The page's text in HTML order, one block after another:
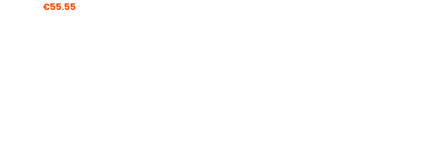
€55.55